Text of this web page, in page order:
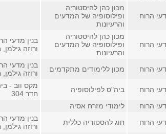
הרוח
מכון כהן להיסטוריה
ופילוסופיה של המדעים
והרעיונות
הרוח
מכון כהן להיסטוריה
ופילוסופיה של המדעים
והרעיונות
בנין מדעי
ורוזה גילמן,
הרוח מכון ללימודים מתקדמים
בנין מדעי
ורוזה גילמן,
הרוח ביה"ס לפילוסופיה
מקס ווב -
חדר 304
הרוח
לימודי מזרח אסיה
הרוח חוג להסטוריה כללית
בנין מדעי
ורוזה גילמן,